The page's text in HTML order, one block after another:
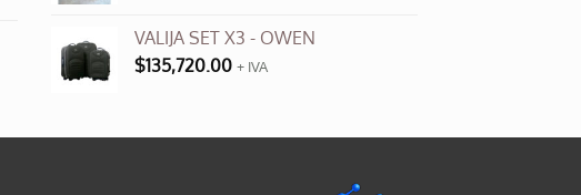
VALIJA SET X3 - OWEN
$135,720.00 + IVA